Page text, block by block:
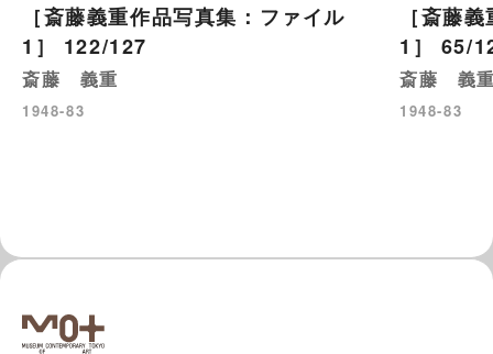
［斎藤義重作品写真集：ファイル
1］ 122/127
斎藤 義重
1948-83
［斎藤
1］ 65/
斎藤 義
1948-83